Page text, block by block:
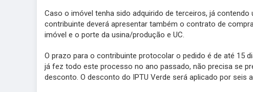
Caso o imóvel tenha sido adquirido de terceiros, já
contribuinte deverá apresentar também o contrato de
imóvel e o porte da usina/produção e UC.
O prazo para o contribuinte protocolar o pedido é de até 15
já fez todo este processo no ano passado, não precisa se
desconto. O desconto do IPTU Verde será aplicado por seis